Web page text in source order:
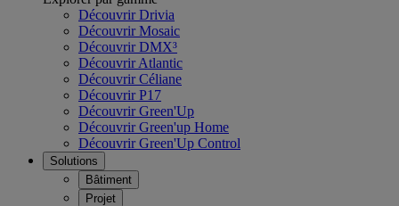
Découvrir Drivia
Découvrir Mosaic
Découvrir DMX³
Découvrir Atlantic
Découvrir Céliane
Découvrir P17
Découvrir Green'Up
Découvrir Green'up Home
Découvrir Green'Up Control
Solutions
Bâtiment
Projet